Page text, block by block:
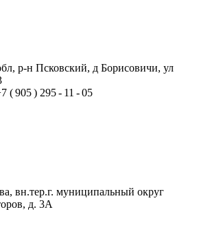
р-н Псковский, д Борисовичи, ул
( 905 ) 295 - 11 - 05
вн.тер.г. муниципальный округ
д. 3А